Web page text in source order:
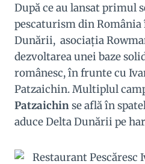
După ce au lansat primul
pescaturism din România
Dunării, asociaţia
dezvoltarea unei baze
românesc, în frunte cu
Patzaichin. Multiplul
Patzaichinse află în
aduce Delta Dunării pe